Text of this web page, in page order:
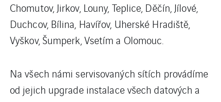
Chomutov, Jirkov, Louny, Teplice, Děčín, Jílové,
Duchcov, Bílina, Havířov, Uherské Hradiště,
Vyškov, Šumperk, Vsetím a Olomouc.
Na všech námi servisovaných sítích provádíme
od jejich upgrade instalace všech datových a